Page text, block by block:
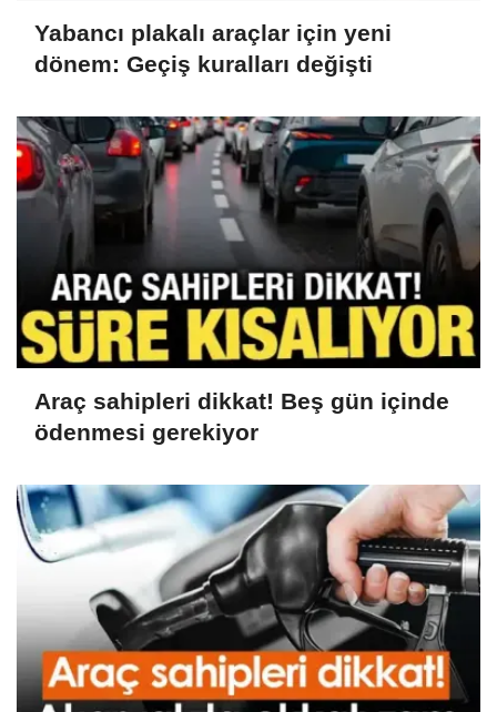
Yabancı plakalı araçlar için yeni
dönem: Geçiş kuralları değişti
Araç sahipleri dikkat! Beş gün içinde
ödenmesi gerekiyor